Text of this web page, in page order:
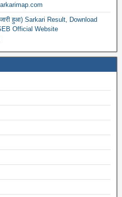
हुआ) Sarkari Result, Download
Official Website